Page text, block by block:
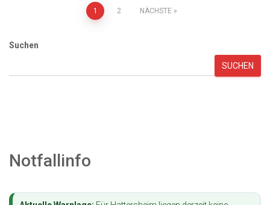
Seitennummerierung
der
1 2 NÄCHSTE
Suchen
SUCHEN
Notfallinfo